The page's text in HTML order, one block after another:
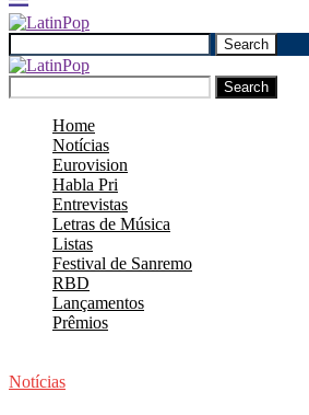
Search
Search
Home
Notícias
Eurovision
Habla Pri
Entrevistas
Letras de Música
Listas
Festival de Sanremo
RBD
Lançamentos
Prêmios
Notícias